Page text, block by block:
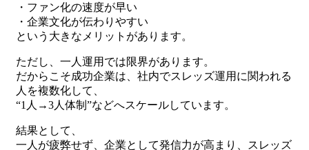
・ファン化の速度が早い
・企業文化が伝わりやすい
という大きなメリットがあります。
ただし、一人運用では限界があります。
だからこそ成功企業は、社内でスレッズ運用に関われる
人を複数化して、
“1人→3人体制”などへスケールしています。
結果として、
一人が疲弊せず、企業として発信力が高まり、スレッズ